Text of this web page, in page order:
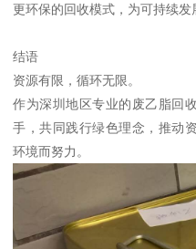
更环保的回收模式，为可持续发
结语
资源有限，循环无限。
作为深圳地区专业的废乙脂回
手，共同践行绿色理念，推动
环境而努力。